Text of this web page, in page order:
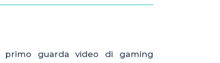
guarda video di gaming